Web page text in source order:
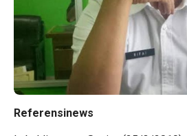
Referensinews